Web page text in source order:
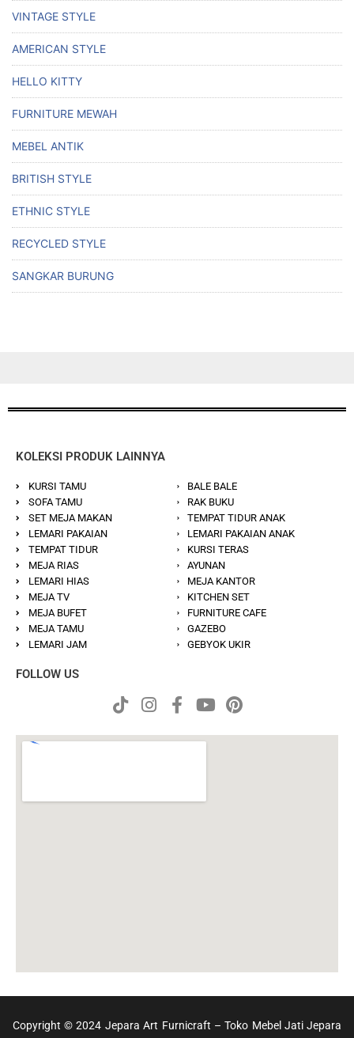
VINTAGE STYLE
AMERICAN STYLE
HELLO KITTY
FURNITURE MEWAH
MEBEL ANTIK
BRITISH STYLE
ETHNIC STYLE
RECYCLED STYLE
SANGKAR BURUNG
KOLEKSI PRODUK LAINNYA
KURSI TAMU
SOFA TAMU
SET MEJA MAKAN
LEMARI PAKAIAN
TEMPAT TIDUR
MEJA RIAS
LEMARI HIAS
MEJA TV
MEJA BUFET
MEJA TAMU
LEMARI JAM
BALE BALE
RAK BUKU
TEMPAT TIDUR ANAK
LEMARI PAKAIAN ANAK
KURSI TERAS
AYUNAN
MEJA KANTOR
KITCHEN SET
FURNITURE CAFE
GAZEBO
GEBYOK UKIR
FOLLOW US
Copyright © 2024 Jepara Art Furnicraft – Toko Mebel Jati Jepara